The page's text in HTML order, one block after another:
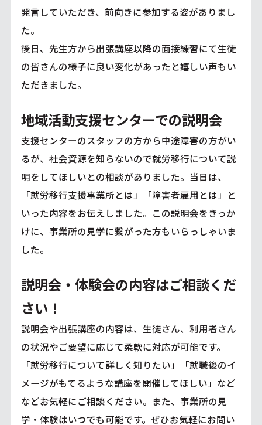
発言していただき、前向きに参加する姿がありまし
た。
後日、先生方から出張講座以降の面接練習にて生徒
の皆さんの様子に良い変化があったと嬉しい声もい
ただきました。
地域活動支援センターでの説明会
支援センターのスタッフの方から中途障害の方がい
るが、社会資源を知らないので就労移行について説
明をしてほしいとの相談がありました。当日は、
「就労移行支援事業所とは」「障害者雇用とは」と
いった内容をお伝えしました。この説明会をきっか
けに、事業所の見学に繋がった方もいらっしゃいま
した。
説明会・体験会の内容はご相談くだ
さい！
説明会や出張講座の内容は、生徒さん、利用者さん
の状況やご要望に応じて柔軟に対応が可能です。
「就労移行について詳しく知りたい」「就職後のイ
メージがもてるような講座を開催してほしい」など
などお気軽にご相談ください。また、事業所の見
学・体験はいつでも可能です。ぜひお気軽にお問い